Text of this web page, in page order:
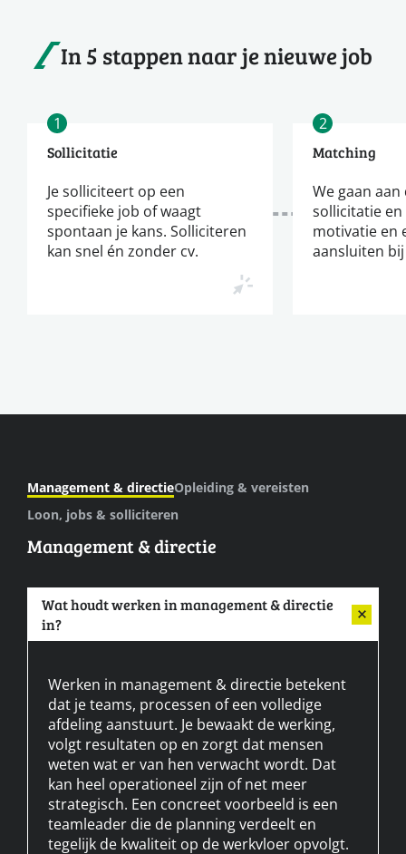
In 5 stappen naar je nieuwe job
1
Sollicitatie
Je solliciteert op een
specifieke job of waagt
spontaan je kans. Solliciteren
kan snel én zonder cv.
2
Matching
We gaan
sollicitatie
motivatie en
aansluiten
Management & directieOpleiding & vereisten
Loon, jobs & solliciteren
Management & directie
Wat houdt werken in management & directie
in?
Werken in management & directie betekent
dat je teams, processen of een volledige
afdeling aanstuurt. Je bewaakt de werking,
volgt resultaten op en zorgt dat mensen
weten wat er van hen verwacht wordt. Dat
kan heel operationeel zijn of net meer
strategisch. Een concreet voorbeeld is een
teamleader die de planning verdeelt en
tegelijk de kwaliteit op de werkvloer opvolgt.